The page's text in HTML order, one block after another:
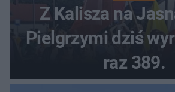
Z Kalisza na
Pielgrzymi dziś
raz 389.